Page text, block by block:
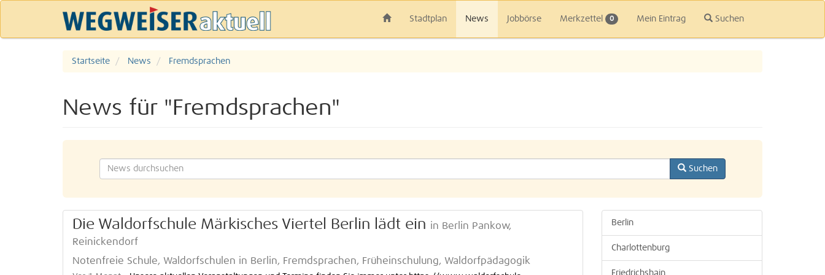
Stadtplan News Jobbörse Merkzettel 0 Mein Eintrag Suchen
Startseite News Fremdsprachen
News für "Fremdsprachen"
Suchen
Die Waldorfschule Märkisches Viertel Berlin lädt ein in Berlin Pankow,
Reinickendorf
Notenfreie Schule, Waldorfschulen in Berlin, Fremdsprachen, Früheinschulung, Waldorfpädagogik
Berlin
Charlottenburg
Friedrichshain